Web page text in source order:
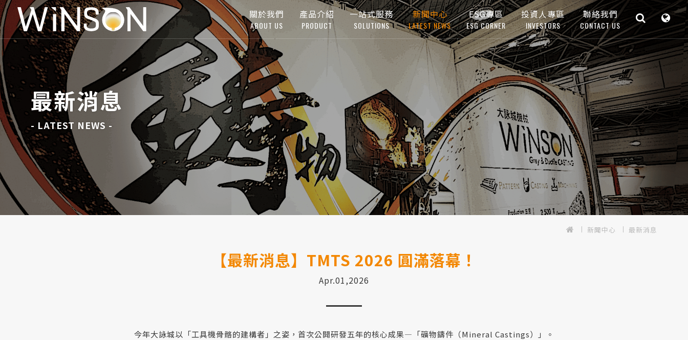
關於我們
ABOUT US
產品介紹
PRODUCT
一站式服務
SOLUTIONS
新聞中心
LATEST NEWS
ESG專區
ESG CORNER
投資人專區
INVESTORS
聯絡我們
CONTACT US
最新消息
- LATEST NEWS -
新聞中心 最新消息
【最新消息】TMTS 2026 圓滿落幕！
Apr.01,2026
今年大詠城以「工具機骨骼的建構者」之姿，首次公開研發五年的核心成果—「礦物鑄件（Mineral Castings）」。